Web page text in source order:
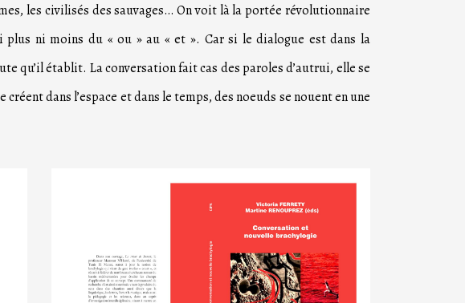
les civilisés des sauvages… On voit là la portée révolutionnaire
ni moins du « ou » au « et ». Car si le dialogue est dans la
qu’il établit. La conversation fait cas des paroles d’autrui, elle se
dans l’espace et dans le temps, des noeuds se nouent en une